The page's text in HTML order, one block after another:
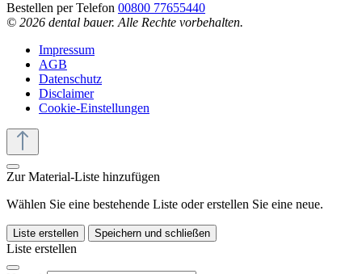
Bestellen per Telefon 00800 77655440
© 2026 dental bauer. Alle Rechte vorbehalten.
Impressum
AGB
Datenschutz
Disclaimer
Cookie-Einstellungen
Zur Material-Liste hinzufügen
Wählen Sie eine bestehende Liste oder erstellen Sie eine neue.
Liste erstellen Speichern und schließen
Liste erstellen